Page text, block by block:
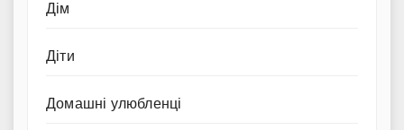
Дім
Діти
Домашні улюбленці